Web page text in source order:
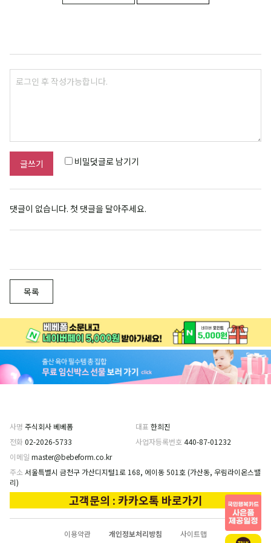
글쓰기 비밀덧글로 남기기
댓글이 없습니다. 첫 댓글을 달아주세요.
목록
사명 주식회사 베베폼 대표 한희진
전화 02-2026-5733 사업자등록번호 440-87-01232
이메일 master@bebeform.co.kr
주소 서울특별시 금천구 가산디지털1로 168, 에이동 501호 (가산동, 우림라이온스밸
리)
고객문의 : 카카오톡 바로가기
이용약관 개인정보처리방침 사이트맵